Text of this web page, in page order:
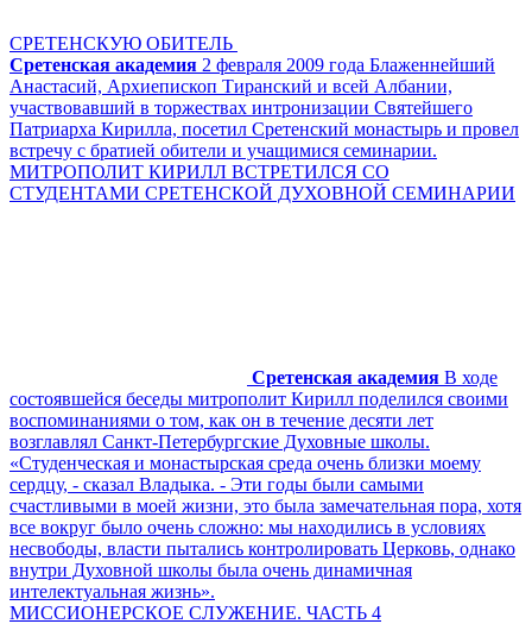
СРЕТЕНСКУЮ ОБИТЕЛЬ
Сретенская академия 2 февраля 2009 года Блаженнейший
Анастасий, Архиепископ Тиранский и всей Албании,
участвовавший в торжествах интронизации Святейшего
Патриарха Кирилла, посетил Сретенский монастырь и провел
встречу с братией обители и учащимися семинарии.
МИТРОПОЛИТ КИРИЛЛ ВСТРЕТИЛСЯ СО
СТУДЕНТАМИ СРЕТЕНСКОЙ ДУХОВНОЙ СЕМИНАРИИ
Сретенская академия В ходе
состоявшейся беседы митрополит Кирилл поделился своими
воспоминаниями о том, как он в течение десяти лет
возглавлял Санкт-Петербургские Духовные школы.
«Студенческая и монастырская среда очень близки моему
сердцу, - сказал Владыка. - Эти годы были самыми
счастливыми в моей жизни, это была замечательная пора, хотя
все вокруг было очень сложно: мы находились в условиях
несвободы, власти пытались контролировать Церковь, однако
внутри Духовной школы была очень динамичная
интелектуальная жизнь».
МИССИОНЕРСКОЕ СЛУЖЕНИЕ. ЧАСТЬ 4